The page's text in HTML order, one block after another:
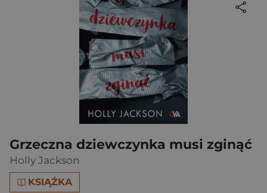
Grzeczna dziewczynka musi zginąć
Holly Jackson
KSIĄŻKA